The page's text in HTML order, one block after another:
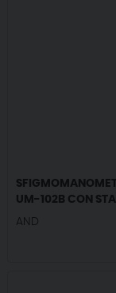
UM-102B CON
AND